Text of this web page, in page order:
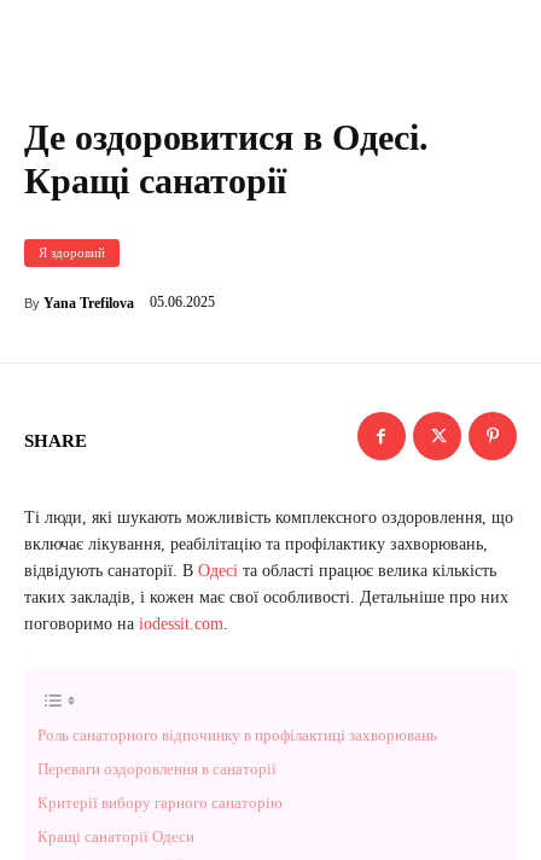
Де оздоровитися в Одесі.
Кращі санаторії
Я здоровий
By Yana Trefilova 05.06.2025
SHARE
Ті люди, які шукають можливість комплексного оздоровлення, що
включає лікування, реабілітацію та профілактику захворювань,
відвідують санаторії. В Одесі та області працює велика кількість
таких закладів, і кожен має свої особливості. Детальніше про них
поговоримо на iodessit.com.
Роль санаторного відпочинку в профілактиці захворювань
Переваги оздоровлення в санаторії
Критерії вибору гарного санаторію
Кращі санаторії Одеси